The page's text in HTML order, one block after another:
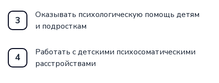
3
Оказывать психологическую помощь детям
и подросткам
4
Работать с детскими психосоматическими
расстройствами